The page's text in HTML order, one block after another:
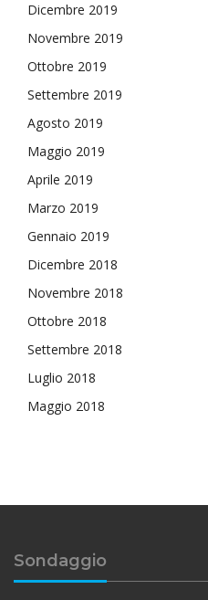
Dicembre 2019
Novembre 2019
Ottobre 2019
Settembre 2019
Agosto 2019
Maggio 2019
Aprile 2019
Marzo 2019
Gennaio 2019
Dicembre 2018
Novembre 2018
Ottobre 2018
Settembre 2018
Luglio 2018
Maggio 2018
Sondaggio